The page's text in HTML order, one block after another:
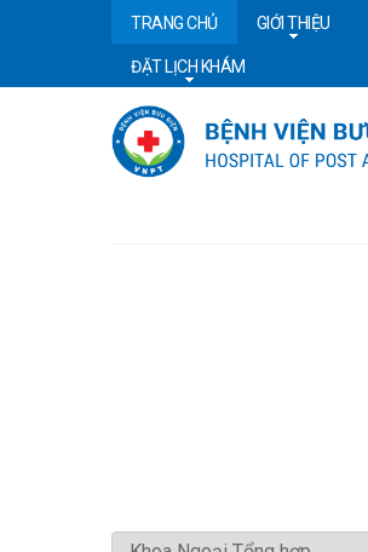
TRANG CHỦ GIỚI THIỆU
ĐẶT LỊCH KHÁM